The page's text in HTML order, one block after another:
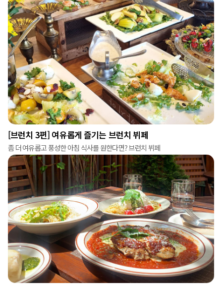
[브런치 3편] 여유롭게 즐기는 브런치 뷔페
좀 더 여유롭고 풍성한 아침 식사를 원한다면? 브런치 뷔페